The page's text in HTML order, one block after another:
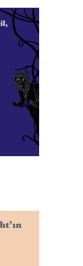
genelinde
şekilde,
bilimsel
ulaşılan
geldiği
gözlenemez”
yukarıda
hemen her